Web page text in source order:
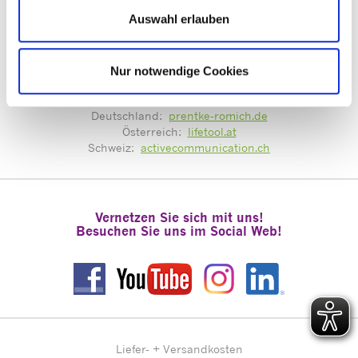
Auswahl erlauben
Nur notwendige Cookies
Mit guter Beratung für Sie vor Ort!
Zentrale Terminvergabe unter:
Deutschland: prentke-romich.de
Österreich: lifetool.at
Schweiz: activecommunication.ch
Vernetzen Sie sich mit uns!
Besuchen Sie uns im Social Web!
Liefer- + Versandkosten